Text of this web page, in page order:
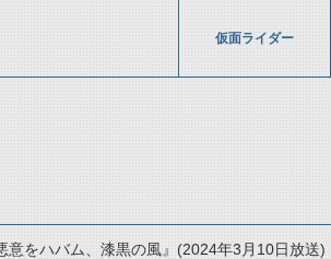
仮面ライダー
意をハバム、漆黒の風』(2024年3月10日放送)